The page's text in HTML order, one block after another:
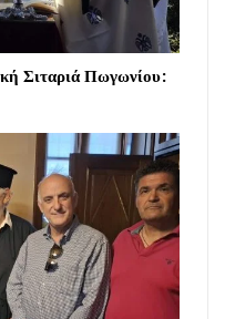
Σιταριά Πωγωνίου: